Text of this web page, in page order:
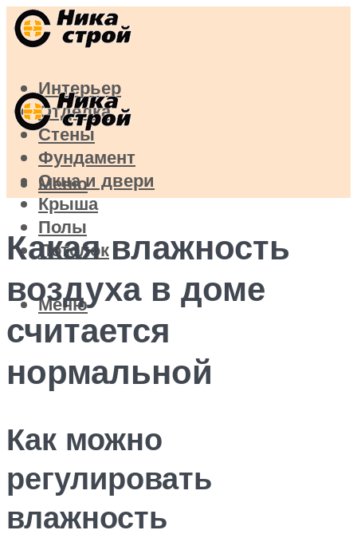
Интерьер
Отделка
Стены
Фундамент
Окна и двери
Крыша
Полы
Потолок
Меню
Меню
Какая влажность
воздуха в доме
считается
нормальной
Как можно
регулировать
влажность